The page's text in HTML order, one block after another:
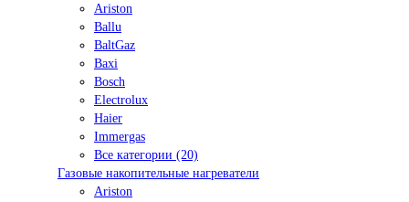
Ariston
Ballu
BaltGaz
Baxi
Bosсh
Electrolux
Haier
Immergas
Все категории (20)
Газовые накопительные нагреватели
Ariston